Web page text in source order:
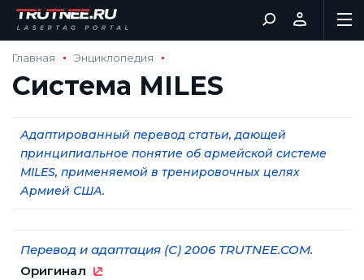
Главная Энциклопедия
Система MILES
Адаптированный перевод статьи, дающей
принципиальное понятие об армейской системе
MILES, применяемой в тренировочных целях
Армией США.
Перевод и адаптация (С) 2006 TRUTNEE.COM.
Оригинал